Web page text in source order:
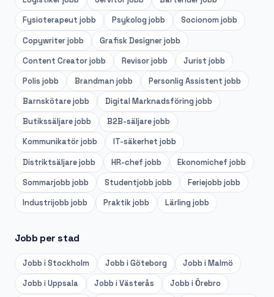
Fysioterapeut jobb Psykolog jobb Socionom jobb
Copywriterjobb Grafisk Designerjobb
Content Creatorjobb Revisorjobb Jurist jobb
Polis jobb Brandman jobb Personlig Assistent jobb
Barnskötarejobb Digital Marknadsföring jobb
Butikssäljarejobb B2B-säljarejobb
Kommunikatörjobb IT-säkerhet jobb
Distriktsäljarejobb HR-chef jobb Ekonomichef jobb
Sommarjobb jobb Studentjobb jobb Feriejobb jobb
Industrijobb jobb Praktikjobb Lärling jobb
Jobb per stad
Jobb iStockholm Jobb iGöteborg Jobb iMalmö
Jobb iUppsala Jobb iVästerås Jobb iÖrebro